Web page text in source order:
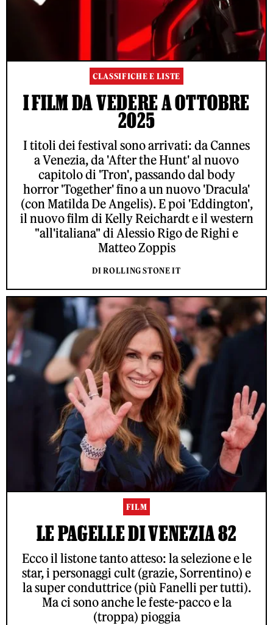
CLASSIFICHE E LISTE
I FILM DA VEDERE A OTTOBRE
2025
I titoli dei festival sono arrivati: da Cannes
a Venezia, da 'After the Hunt' al nuovo
capitolo di 'Tron', passando dal body
horror 'Together' fino a un nuovo 'Dracula'
(con Matilda De Angelis). E poi 'Eddington',
il nuovo film di Kelly Reichardt e il western
"all'italiana" di Alessio Rigo de Righi e
Matteo Zoppis
DI ROLLING STONE IT
FILM
LE PAGELLE DI VENEZIA 82
Ecco il listone tanto atteso: la selezione e le
star, i personaggi cult (grazie, Sorrentino) e
la super conduttrice (più Fanelli per tutti).
Ma ci sono anche le feste-pacco e la
(troppa) pioggia